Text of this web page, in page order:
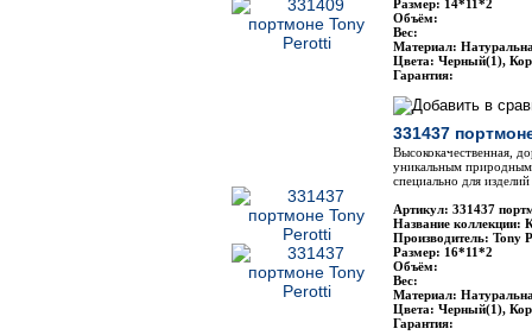
Размер: 14*11*2
Объём:
Вес:
Материал:
Цвета: Черный(1),
Гарантия:
331437
Высококачественная,
уникальным
специально для
Артикул: 331437
Название коллекции:
Производитель: Tony
Размер: 16*11*2
Объём:
Вес:
Материал:
Цвета: Черный(1),
Гарантия: